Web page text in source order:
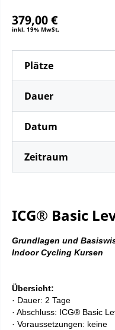
379,00 €
inkl. 19% MwSt.
Plätze
Dauer
Datum
Zeitraum
ICG® Basic
Grundlagen und
Indoor Cycling Kursen
Übersicht:
· Dauer: 2 Tage
· Abschluss: ICG® Basic
· Voraussetzungen: keine